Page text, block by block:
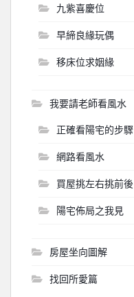
九紫喜慶位
早締良緣玩偶
移床位求姻緣
我要請老師看風水
正確看陽宅的步驟
網路看風水
買屋挑左右挑前後
陽宅佈局之我見
房屋坐向圖解
找回所愛篇